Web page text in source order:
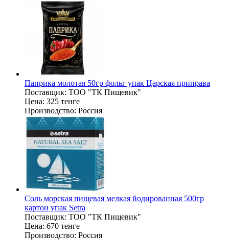
Паприка молотая 50гр фольг упак Царская приправа
Поставщик: ТОО "ТК Пищевик"
Цена: 325 тенге
Производство: Россия
Соль морская пищевая мелкая йодированная 500гр
картон упак Setra
Поставщик: ТОО "ТК Пищевик"
Цена: 670 тенге
Производство: Россия